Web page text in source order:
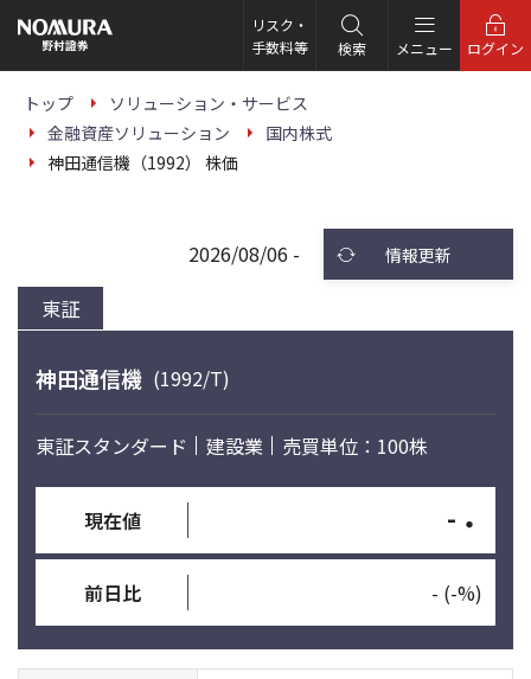
の
ー
リスク・
手数料等
検索 メニュー ログイン
トップ
ソリューション・サービス
金融資産ソリューション
国内株式
神田通信機（1992） 株価
東証
2026/08/06 - 情報更新
神田通信機 (1992/T)
東証スタンダード 建設業 売買単位：100株
現在値 - ・
前日比 - (-%)